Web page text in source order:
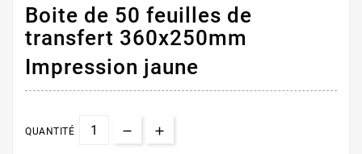
Boite de 50 feuilles de
transfert 360x250mm
Impression jaune
QUANTITÉ